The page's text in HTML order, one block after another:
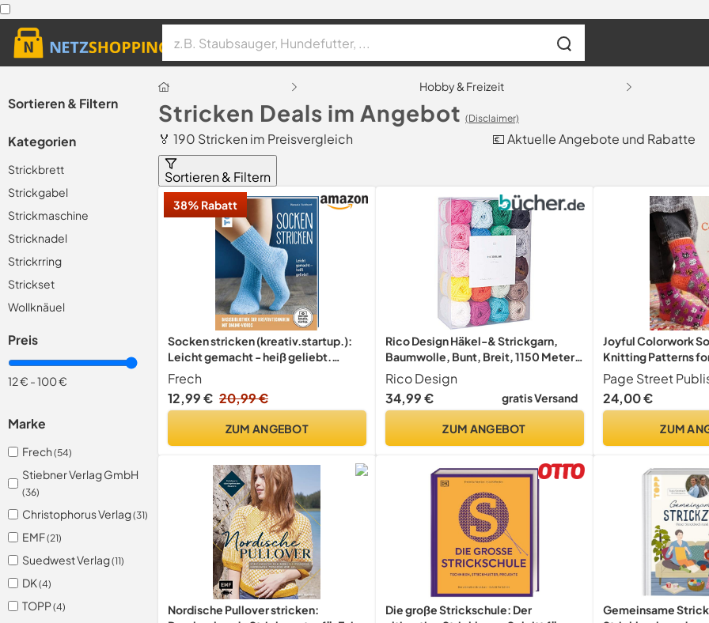
Sortieren & Filtern
Kategorien
Strickbrett
Strickgabel
Strickmaschine
Stricknadel
Strickrring
Strickset
Wollknäuel
Preis
12 € -100 €
Marke
Frech (54)
Stiebner Verlag GmbH
(36)
Christophorus Verlag(31)
EMF(21)
Suedwest Verlag(11)
DK(4)
TOPP(4)
Hobby & Freizeit
Stricken Deals im Angebot (Disclaimer)
🏅 190 Stricken im Preisvergleich 💶 Aktuelle Angebote und Rabatte
Sortieren & Filtern
38% Rabatt
Socken stricken (kreativ.startup.):
Leicht gemacht - heiß geliebt.
Genial für Einsteiger. Mit Online-
Videos
Frech
12,99 € 20,99 €
ZUM ANGEBOT
Rico Design Häkel-& Strickgarn,
Baumwolle, Bunt, Breit, 1150 Meter,
20 Farben: Achtung: die Artikel
werden jeweils in unterschiedlicher,
farblicher Sortierung ausgeliefert
Rico Design
34,99 €
gratis Versand
ZUM ANGEBOT
Joyful Colorwork
Knitting Patterns
Footwear Featuring
Food, Hobbies &
Page Street
24,00 €
ZUM
Nordische Pullover stricken:
Die große Strickschule: Der
Gemeinsame